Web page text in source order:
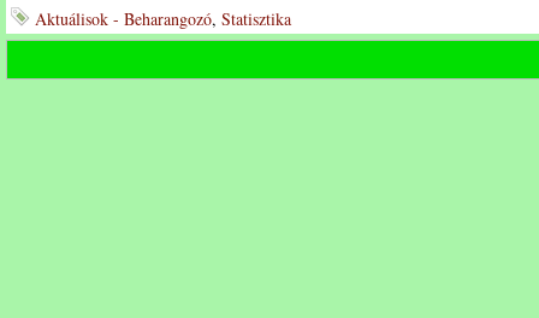
Aktuálisok - Beharangozó, Statisztika